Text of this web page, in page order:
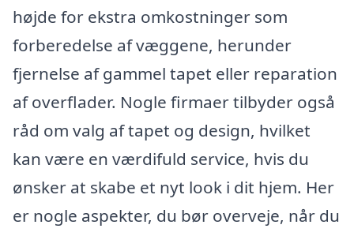
højde for ekstra omkostninger som
forberedelse af væggene, herunder
fjernelse af gammel tapet eller reparation
af overflader. Nogle firmaer tilbyder også
råd om valg af tapet og design, hvilket
kan være en værdifuld service, hvis du
ønsker at skabe et nyt look i dit hjem. Her
er nogle aspekter, du bør overveje, når du